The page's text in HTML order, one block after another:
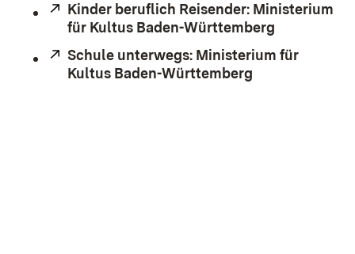
Extern:
Kinder beruflich Reisender: Ministerium
für Kultus Baden-Württemberg
Extern:
Schule unterwegs: Ministerium für
Kultus Baden-Württemberg